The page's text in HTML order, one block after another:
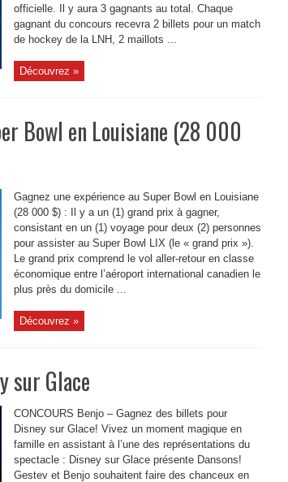
officielle. Il y aura 3 gagnants au total. Chaque
gagnant du concours recevra 2 billets pour un match
de hockey de la LNH, 2 maillots ...
Découvrez »
Bowl en Louisiane (28 000
Gagnez une expérience au Super Bowl en Louisiane
(28 000 $) : Il y a un (1) grand prix à gagner,
consistant en un (1) voyage pour deux (2) personnes
pour assister au Super Bowl LIX (le « grand prix »).
Le grand prix comprend le vol aller-retour en classe
économique entre l’aéroport international canadien le
plus près du domicile ...
Découvrez »
sur Glace
CONCOURS Benjo – Gagnez des billets pour
Disney sur Glace! Vivez un moment magique en
famille en assistant à l’une des représentations du
spectacle : Disney sur Glace présente Dansons!
Gestev et Benjo souhaitent faire des chanceux en